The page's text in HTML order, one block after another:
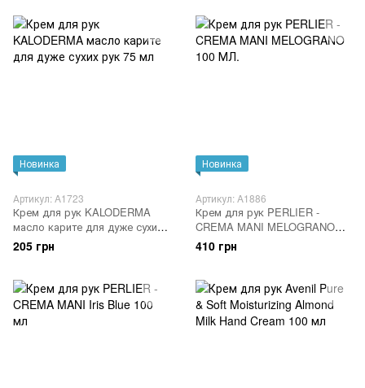
Новинка
Артикул: A1723
Крем для рук KALODERMA
масло карите для дуже сухих
рук 75 мл
205 грн
Новинка
Артикул: A1886
Крем для рук PERLIER -
CREMA MANI MELOGRANO
100 МЛ.
410 грн